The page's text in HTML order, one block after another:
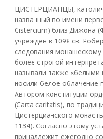
ЦИСТЕРЦИАНЦЫ,
названный по имени
Cistercium) близ Дижона
учрежден в 1098 св.
следования монашескому
более строгой
называли также «белыми
носили белое облачение
Автором конституции
(Carta caritatis), по
Цистерцианского
1134). Согласно этому
принадлежит ежегодно